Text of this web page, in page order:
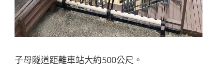
子母隧道距離車站大約500公尺。